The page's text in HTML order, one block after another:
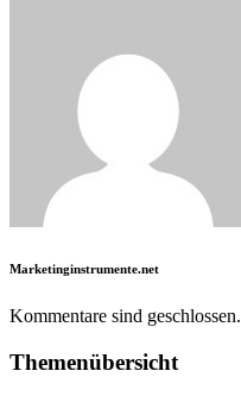
Marketinginstrumente.net
Kommentare sind geschlossen.
Themenübersicht